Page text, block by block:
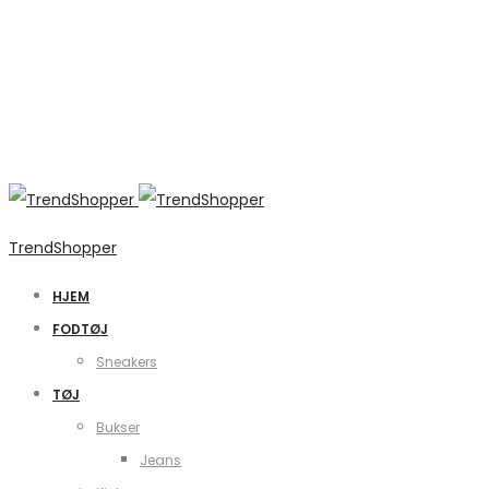
TrendShopper
HJEM
FODTØJ
Sneakers
TØJ
Bukser
Jeans